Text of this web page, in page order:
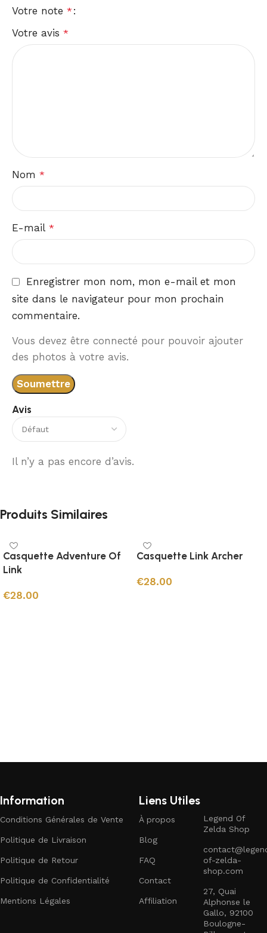
Avis
Il n’y a pas encore d’avis.
Votre note *
Votre avis *
Nom *
E-mail *
Enregistrer mon nom, mon e-mail et mon
site dans le navigateur pour mon prochain
commentaire.
Vous devez être connecté pour pouvoir ajouter
des photos à votre avis.
Produits Similaires
Casquette Adventure Of
Link
€28.00
Casquette Link Archer
€28.00
Information
Conditions Générales de Vente
Politique de Livraison
Politique de Retour
Politique de Confidentialité
Mentions Légales
Liens Utiles
À propos
Blog
FAQ
Contact
Affiliation
Legend Of
Zelda Shop
of-zelda-
shop.com
27, Quai
Alphonse le
Gallo, 92100
Boulogne-